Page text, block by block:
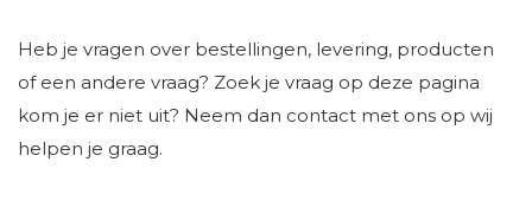
Heb je vragen over bestellingen, levering, producten
of een andere vraag? Zoek je vraag op deze pagina
kom je er niet uit? Neem dan contact met ons op wij
helpen je graag.